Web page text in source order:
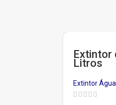
Extintor
Litros
Extintor Água